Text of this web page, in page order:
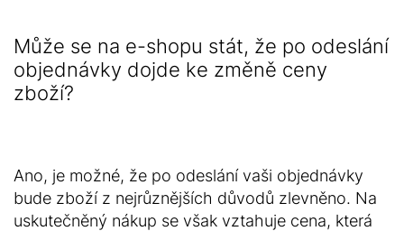
Může se na e-shopu stát, že po odeslání
objednávky dojde ke změně ceny
zboží?
Ano, je možné, že po odeslání vaši objednávky
bude zboží z nejrůznějších důvodů zlevněno. Na
uskutečněný nákup se však vztahuje cena, která